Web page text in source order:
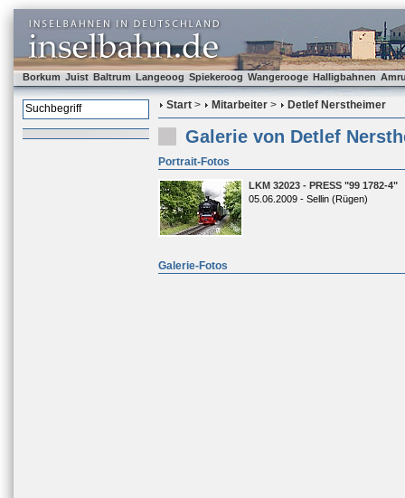
Borkum Juist Baltrum Langeoog Spiekeroog Wangerooge Halligbahnen
Start > Mitarbeiter > Detlef Nerstheimer
Galerie von Detlef
Portrait-Fotos
LKM 32023 - PRESS "99 1782-4"
05.06.2009 - Sellin (Rügen)
Galerie-Fotos